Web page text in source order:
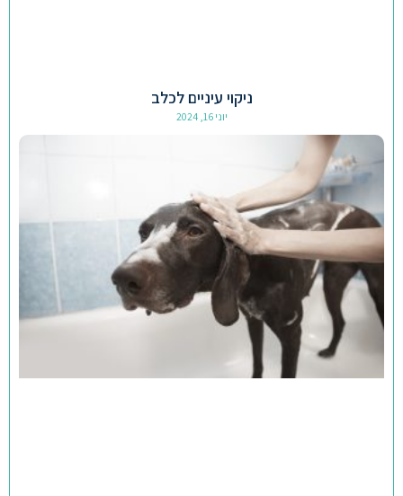
ניקוי עיניים לכלב
יוני 16, 2024